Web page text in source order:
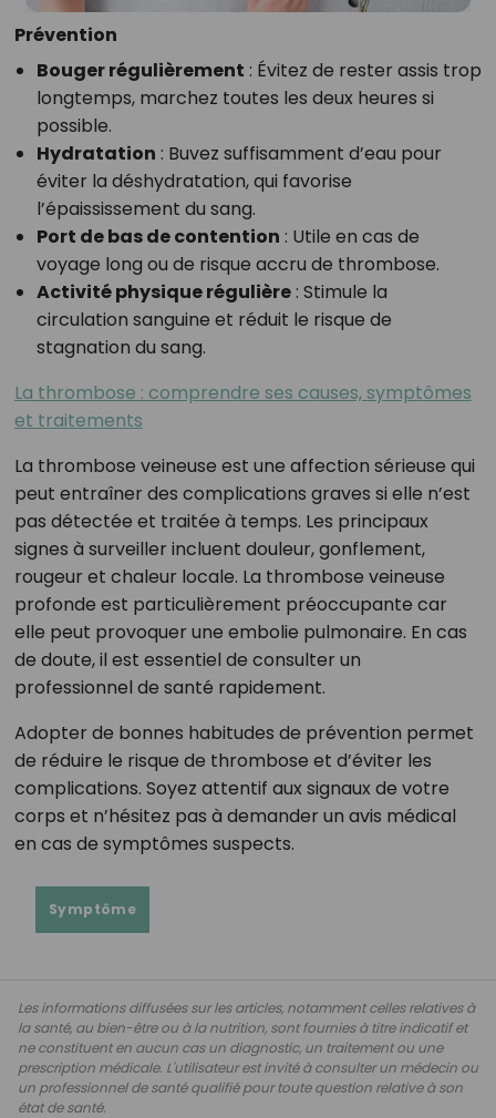
Prévention
Bouger régulièrement : Évitez de rester assis trop
longtemps, marchez toutes les deux heures si
possible.
Hydratation : Buvez suffisamment d’eau pour
éviter la déshydratation, qui favorise
l’épaississement du sang.
Port de bas de contention : Utile en cas de
voyage long ou de risque accru de thrombose.
Activité physique régulière: Stimule la
circulation sanguine et réduit le risque de
stagnation du sang.
La thrombose : comprendre ses causes, symptômes
et traitements
La thrombose veineuse est une affection sérieuse qui
peut entraîner des complications graves si elle n’est
pas détectée et traitée à temps. Les principaux
signes à surveiller incluent douleur, gonflement,
rougeur et chaleur locale. La thrombose veineuse
profonde est particulièrement préoccupante car
elle peut provoquer une embolie pulmonaire. En cas
de doute, il est essentiel de consulter un
professionnel de santé rapidement.
Adopter de bonnes habitudes de prévention permet
de réduire le risque de thrombose et d’éviter les
complications. Soyez attentif aux signaux de votre
corps et n’hésitez pas à demander un avis médical
en cas de symptômes suspects.
Symptôme
Les informations diffusées sur les articles, notamment celles relatives à
la santé, au bien-être ou à la nutrition, sont fournies à titre indicatif et
ne constituent en aucun cas un diagnostic, un traitement ou une
prescription médicale. L'utilisateur est invité à consulter un médecin ou
un professionnel de santé qualifié pour toute question relative à son
état de santé.